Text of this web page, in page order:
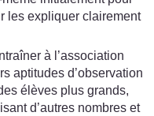
les expliquer clairement
à l’association
aptitudes d’observation
élèves plus grands,
d’autres nombres et